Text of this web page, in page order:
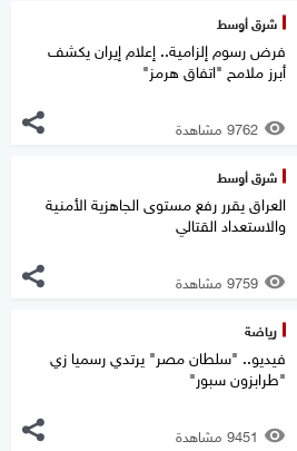
شرق أوسط
فرض رسوم إلزامية.. إعلام إيران يكشف
أبرز ملامح "اتفاق هرمز"
9762 مشاهدة
شرق أوسط
العراق يقرر رفع مستوى الجاهزية الأمنية
والاستعداد القتالي
9759 مشاهدة
رياضة
فيديو.. "سلطان مصر" يرتدي رسميا زي
"طرابزون سبور"
9451 مشاهدة